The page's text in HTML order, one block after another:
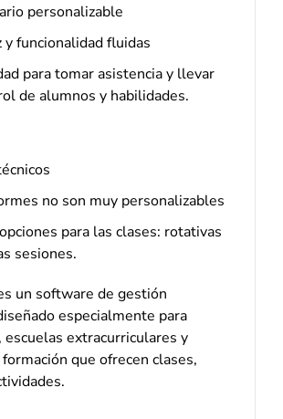
personalizable
y funcionalidad fluidas
para tomar asistencia y llevar
de alumnos y habilidades.
no son muy personalizables
para las clases: rotativas
sesiones.
un software de gestión
especialmente para
escuelas extracurriculares y
que ofrecen clases,